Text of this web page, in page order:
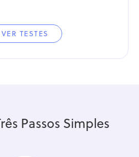
VER TESTES
Passos Simples